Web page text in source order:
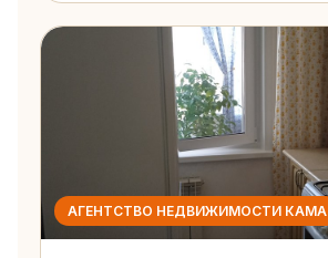
АГЕНТСТВО НЕДВИЖИМОСТИ КАМА